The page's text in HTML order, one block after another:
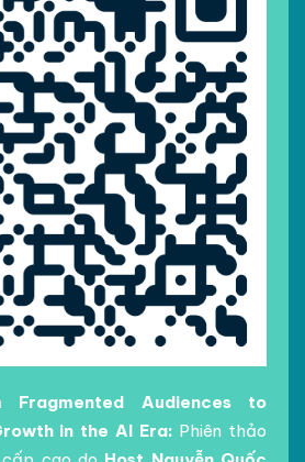
Fragmented Audiences to
in the AI Era: Phiên thảo